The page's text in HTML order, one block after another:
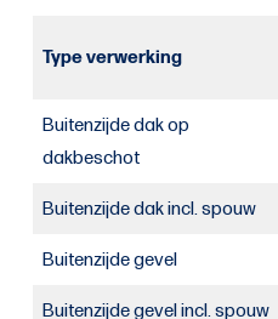
Type verwerking
Buitenzijde dak op
dakbeschot
Buitenzijde dak incl. spouw
Buitenzijde gevel
Buitenzijde gevel incl. spouw